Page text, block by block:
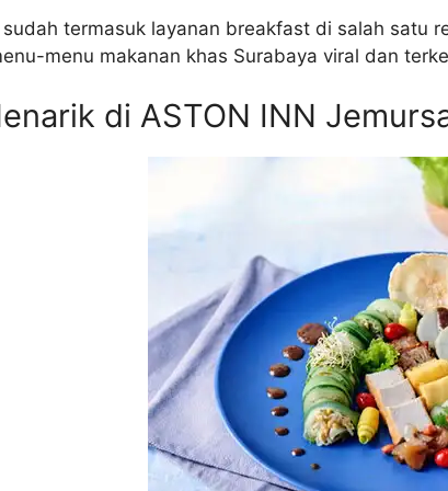
termasuk layanan breakfast di salah satu
menu makanan khas Surabaya viral dan
di ASTON INN